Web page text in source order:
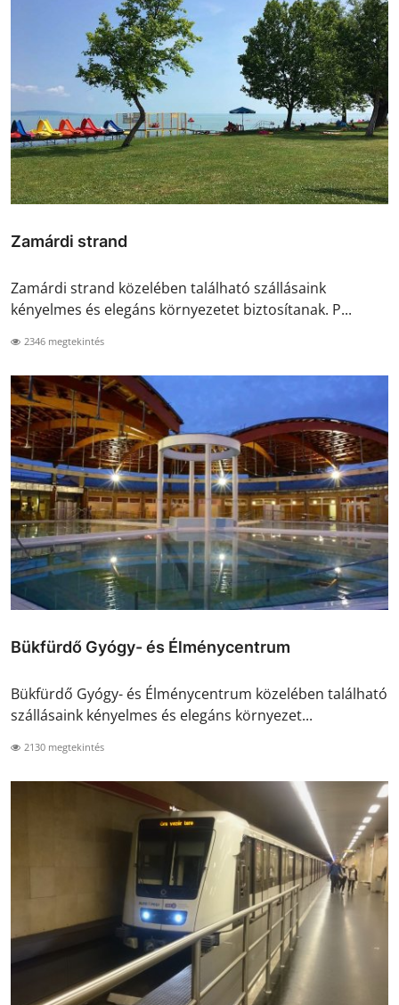
Zamárdi strand
Zamárdi strand közelében található szállásaink
kényelmes és elegáns környezetet biztosítanak. P...
2346 megtekintés
Bükfürdő Gyógy- és Élménycentrum
Bükfürdő Gyógy- és Élménycentrum közelében található
szállásaink kényelmes és elegáns környezet...
2130 megtekintés